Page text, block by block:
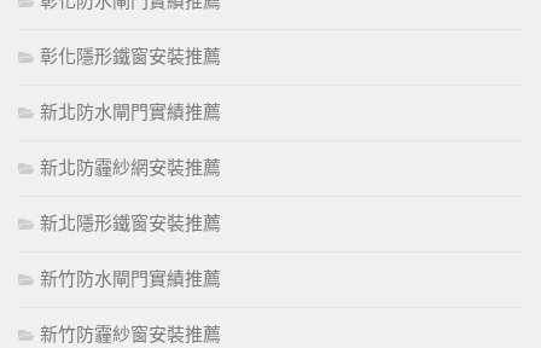
彰化隱形鐵窗安裝推薦
新北防水閘門實績推薦
新北防霾紗網安裝推薦
新北隱形鐵窗安裝推薦
新竹防水閘門實績推薦
新竹防霾紗窗安裝推薦